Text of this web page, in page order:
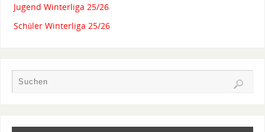
Jugend Winterliga 25/26
Schüler Winterliga 25/26